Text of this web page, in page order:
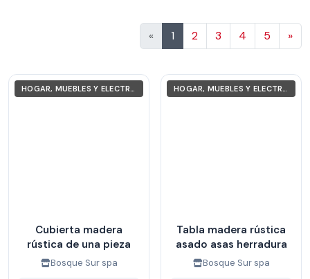
« 1 2 3 4 5 »
HOGAR, MUEBLES Y ELECTRODOMÉSTICOS
Cubierta madera
rústica de una pieza
Bosque Sur spa
HOGAR, MUEBLES Y ELECTRODOMÉSTICOS
Tabla madera rústica
asado asas herradura
Bosque Sur spa